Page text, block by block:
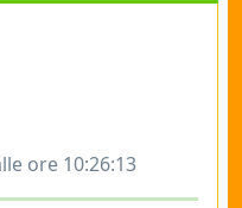
ore 10:26:13